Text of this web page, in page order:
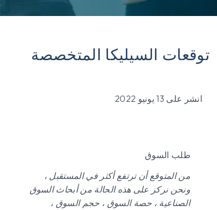
توقعات السيليكا المتخصصة
انشر على 13 يونيو 2022
طلب السوق
من المتوقع أن ترتفع أكثر في المستقبل ،
ونحن نركز على هذه الحالة من أبحاث السوق
الصناعية ، حصة السوق ، حجم السوق ،